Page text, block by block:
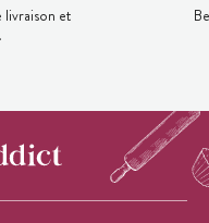
livraison et